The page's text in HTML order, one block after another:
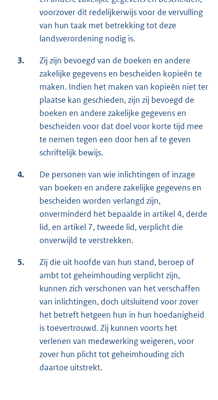
voorzover dit redelijkerwijs voor de vervulling
van hun taak met betrekking tot deze
landsverordening nodig is.
3.
Zij zijn bevoegd van de boeken en andere
zakelijke gegevens en bescheiden kopieën te
maken. Indien het maken van kopieën niet ter
plaatse kan geschieden, zijn zij bevoegd de
boeken en andere zakelijke gegevens en
bescheiden voor dat doel voor korte tijd mee
te nemen tegen een door hen af te geven
schriftelijk bewijs.
4.
De personen van wie inlichtingen of inzage
van boeken en andere zakelijke gegevens en
bescheiden worden verlangd zijn,
onverminderd het bepaalde in artikel 4, derde
lid, en artikel 7, tweede lid, verplicht die
onverwijld te verstrekken.
5.
Zij die uit hoofde van hun stand, beroep of
ambt tot geheimhouding verplicht zijn,
kunnen zich verschonen van het verschaffen
van inlichtingen, doch uitsluitend voor zover
het betreft hetgeen hun in hun hoedanigheid
is toevertrouwd. Zij kunnen voorts het
verlenen van medewerking weigeren, voor
zover hun plicht tot geheimhouding zich
daartoe uitstrekt.